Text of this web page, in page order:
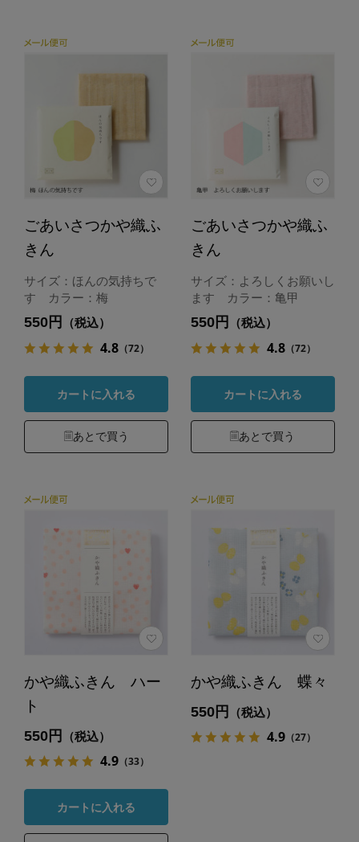
ごあいさつかや織ふ
きん
サイズ：ほんの気持ちで
す カラー：梅
550円 （税込）
4.8（72）
カートに入れる
あとで買う
ごあいさつかや織ふ
きん
サイズ：よろしくお願いし
ます カラー：亀甲
550円 （税込）
4.8（72）
カートに入れる
あとで買う
かや織ふきん ハー
ト
550円 （税込）
4.9（33）
カートに入れる
かや織ふきん 蝶々
550円 （税込）
4.9（27）